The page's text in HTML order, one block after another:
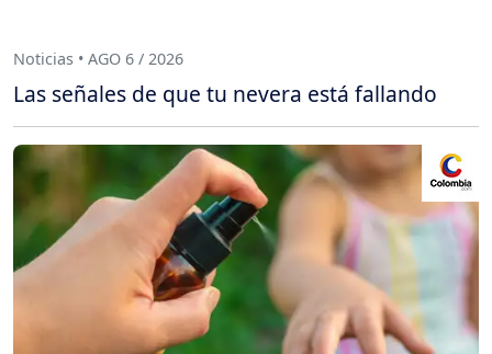
Noticias • AGO 6 / 2026
Las señales de que tu nevera está fallando